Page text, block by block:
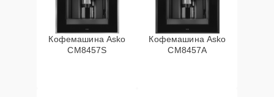
Кофемашина Asko
CM8457S
Кофемашина Asko
CM8457A